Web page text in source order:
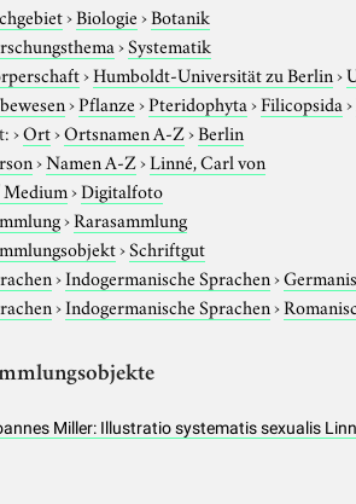
›Biologie›Botanik
›Systematik
›Humboldt-Universität zu Berlin›
›Pflanze›Pteridophyta›Filicopsida›
›Ort›Ortsnamen A-Z›Berlin
›Namen A-Z›Linné, Carl von
›Digitalfoto
›Rarasammlung
›Schriftgut
›Indogermanische Sprachen›
›Indogermanische Sprachen›
Miller: Illustratio systematis sexualis